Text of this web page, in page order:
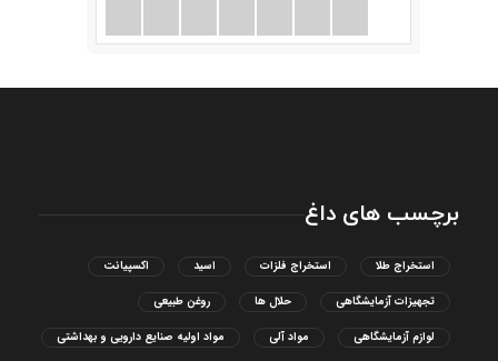
برچسب های داغ
استخراج طلا استخراج فلزات اسید اکسپیانت
تجهیزات آزمایشگاهی حلال ها روغن طبیعی
لوازم آزمایشگاهی مواد آلی مواد اولیه صنایع دارویی و بهداشتی